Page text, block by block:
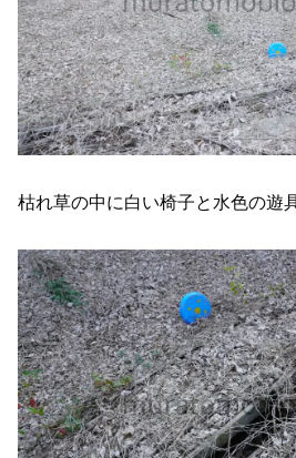
枯れ草の中に白い椅子と水色の遊